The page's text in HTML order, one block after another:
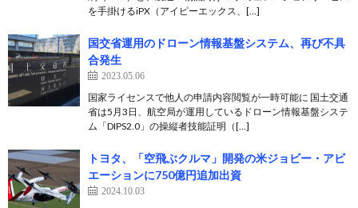
を手掛けるiPX（アイピーエックス、[…]
国交省運用のドローン情報基盤システム、再び不具
合発生
2023.05.06
国家ライセンスで他人の申請内容閲覧が一時可能に 国土交通
省は5月3日、航空局が運用しているドローン情報基盤システ
ム「DIPS2.0」の操縦者技能証明（[…]
トヨタ、「空飛ぶクルマ」開発の米ジョビー・アビ
エーションに750億円追加出資
2024.10.03